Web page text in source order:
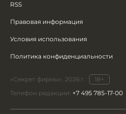
RSS
Правовая информация
Условия использования
Политика конфиденциальности
«Секрет фирмы», 2026 г.
18+
Телефон редакции: +7 495 785-17-00